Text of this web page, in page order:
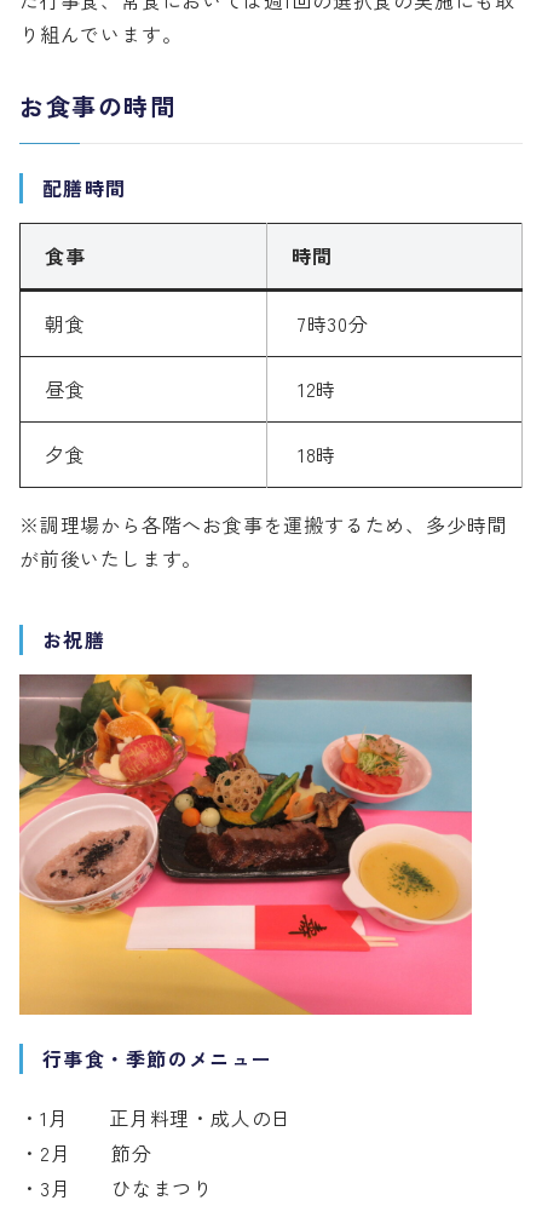
り組んでいます。
お食事の時間
配膳時間
食事 時間
朝食 7時30分
昼食 12時
夕食 18時
※調理場から各階へお食事を運搬するため、多少時間
が前後いたします。
お祝膳
行事食・季節のメニュー
1月 正月料理・成人の日
2月 節分
3月 ひなまつり